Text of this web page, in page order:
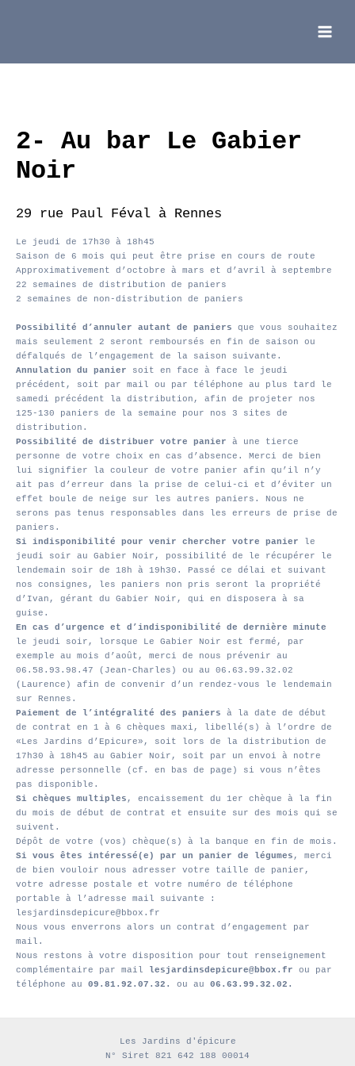
Main
Menu
2- Au bar Le Gabier
Noir
29 rue Paul Féval à Rennes
Le jeudi de 17h30 à 18h45
Saison de 6 mois qui peut être prise en cours de route
Approximativement d’octobre à mars et d’avril à septembre
22 semaines de distribution de paniers
2 semaines de non-distribution de paniers
Possibilité d’annuler autant de paniers que vous souhaitez
mais seulement 2 seront remboursés en fin de saison ou
défalqués de l’engagement de la saison suivante.
Annulation du panier soit en face à face le jeudi
précédent, soit par mail ou par téléphone au plus tard le
samedi précédent la distribution, afin de projeter nos
125-130 paniers de la semaine pour nos 3 sites de
distribution.
Possibilité de distribuer votre panier à une tierce
personne de votre choix en cas d’absence. Merci de bien
lui signifier la couleur de votre panier afin qu’il n’y
ait pas d’erreur dans la prise de celui-ci et d’éviter un
effet boule de neige sur les autres paniers. Nous ne
serons pas tenus responsables dans les erreurs de prise de
paniers.
Si indisponibilité pour venir chercher votre panier le
jeudi soir au Gabier Noir, possibilité de le récupérer le
lendemain soir de 18h à 19h30. Passé ce délai et suivant
nos consignes, les paniers non pris seront la propriété
d’Ivan, gérant du Gabier Noir, qui en disposera à sa
guise.
En cas d’urgence et d’indisponibilité de dernière minute
le jeudi soir, lorsque Le Gabier Noir est fermé, par
exemple au mois d’août, merci de nous prévenir au
06.58.93.98.47 (Jean-Charles) ou au 06.63.99.32.02
(Laurence) afin de convenir d’un rendez-vous le lendemain
sur Rennes.
Paiement de l’intégralité des paniers à la date de début
de contrat en 1 à 6 chèques maxi, libellé(s) à l’ordre de
«Les Jardins d’Epicure», soit lors de la distribution de
17h30 à 18h45 au Gabier Noir, soit par un envoi à notre
adresse personnelle (cf. en bas de page) si vous n’êtes
pas disponible.
Si chèques multiples , encaissement du 1er chèque à la fin
du mois de début de contrat et ensuite sur des mois qui se
suivent.
Dépôt de votre (vos) chèque(s) à la banque en fin de mois.
Si vous êtes intéressé(e) par un panier de légumes , merci
de bien vouloir nous adresser votre taille de panier,
votre adresse postale et votre numéro de téléphone
portable à l’adresse mail suivante :
lesjardinsdepicure@bbox.fr
Nous vous enverrons alors un contrat d’engagement par
mail.
Nous restons à votre disposition pour tout renseignement
complémentaire par mail lesjardinsdepicure@bbox.fr ou par
téléphone au 09.81.92.07.32. ou au 06.63.99.32.02.
Les Jardins d'épicure
N° Siret 821 642 188 00014